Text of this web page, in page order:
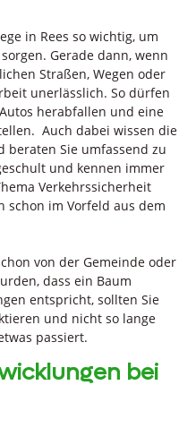
in Rees so wichtig, um
Gerade dann, wenn
Straßen, Wegen oder
unerlässlich. So dürfen
herabfallen und eine
Auch dabei wissen die
beraten Sie umfassend zu
und kennen immer
Verkehrssicherheit
schon im Vorfeld aus dem
von der Gemeinde oder
dass ein Baum
entspricht, sollten Sie
und nicht so lange
passiert.
bei